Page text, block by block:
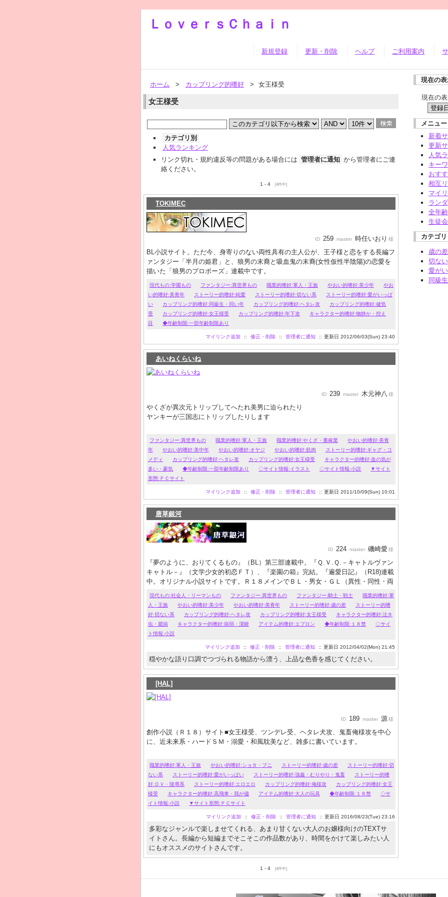
ＬｏｖｅｒｓＣｈａｉｎ
新規登録 更新・削除 ヘルプ ご利用案内
現在の
現在の表
メニュー
新着
更新
人気
キー
おす
相互
マイ
ラン
全年
生徒
カテゴリ
歳の差
切な
愛が
同級
ホーム > カップリング的嗜好 > 女王様受
女王様受
カテゴリ別
人気ランキング
リンク切れ・規約違反等の問題がある場合には 管理者に通知 から管理者にご連
絡ください。
1 - 4 [4件中]
TOKIMEC
ID 259 master 時任いおり 様
BL小説サイト。ただ今、身寄りのない両性具有の主人公が、王子様と恋をする長編フ
ァンタジー「半月の姫君」と、狼男の末裔と吸血鬼の末裔(女性仮性半陰陽)の恋愛を
描いた「狼男のプロポーズ」連載中です。
現代もの:学園もの ファンタジー:異世界もの 職業的嗜好:軍人・王族 やおい的嗜好:美少年
やお
い的嗜好:美青年
ストーリー的嗜好:純愛 ストーリー的嗜好:切ない系
ストーリー的嗜好:愛がいっぱ
い
カップリング的嗜好:同級生・同い年 カップリング的嗜好:ヘタレ攻
カップリング的嗜好:健気
受
カップリング的嗜好:女王様受 カップリング的嗜好:年下攻
キャラクター的嗜好:物静か・控え
目
◆年齢制限:一部年齢制限あり
マイリンク追加 :: 修正・削除 :: 管理者に通知 :: 更新日 2012/06/03(Sun) 23:40
あいねくらいね
ID 239 master 木元神八 様
やくざが異次元トリップしてへたれ美男に迫られたり
ヤンキーが三国志にトリップしたりします
ファンタジー:異世界もの 職業的嗜好:軍人・王族 職業的嗜好:やくざ・裏稼業
やおい的嗜好:美青
年
やおい的嗜好:美中年 やおい的嗜好:オヤジ やおい的嗜好:筋肉
ストーリー的嗜好:ギャグ・コ
メディ
カップリング的嗜好:ヘタレ攻 カップリング的嗜好:女王様受
キャラクター的嗜好:血の気が
多い・豪気
◆年齢制限:一部年齢制限あり ◇サイト情報:イラスト ◇サイト情報:小説
▼サイト
形態:ＰＣサイト
マイリンク追加 :: 修正・削除 :: 管理者に通知 :: 更新日 2011/10/09(Sun) 10:01
唐草銀河
ID 224 master 磯崎愛様
『夢のように、おりてくるもの』（BL）第三部連載中。『Ｑ.Ｖ.Ｑ.－キャトルヴァン
キャトル－』（文学少女的初恋ＦＴ）、『楽園の箱』完結。『遍愛日記』（R18)連載
中。オリジナル小説サイトです。Ｒ１８メインでＢＬ・男女・ＧＬ（異性・同性・両
性愛）混合で節操なく書いてます。閲覧にはご注意ください。『歓びの野は死の色
す』（西洋風ＦＴ）では年上騎士×強気な美貌の公爵などがあります。
現代もの:社会人・リーマンもの ファンタジー:異世界もの ファンタジー:騎士・戦士
職業的嗜好:軍
人・王族
やおい的嗜好:美少年 やおい的嗜好:美青年 ストーリー的嗜好:歳の差
ストーリー的嗜
好:切ない系
カップリング的嗜好:ヘタレ攻 カップリング的嗜好:女王様受
キャラクター的嗜好:泣き
虫・臆病
キャラクター的嗜好:病弱・潔癖 アイテム的嗜好:エプロン ◆年齢制限:１８禁
◇サイ
ト情報:小説
マイリンク追加 :: 修正・削除 :: 管理者に通知 :: 更新日 2012/04/02(Mon) 21:45
穏やかな語り口調でつづられる物語から漂う、上品な色香を感じてください。
[HAL]
ID 189 master 源様
創作小説（Ｒ１８）サイト■女王様受、ツンデレ受、ヘタレ犬攻、鬼畜俺様攻を中心
に、近未来系・ハードＳＭ・溺愛・和風耽美など、雑多に書いています。
職業的嗜好:軍人・王族 やおい的嗜好:ショタ・プニ ストーリー的嗜好:歳の差
ストーリー的嗜好:切
ない系
ストーリー的嗜好:愛がいっぱい ストーリー的嗜好:強姦・むりやり・鬼畜
ストーリー的嗜
好:ＤＶ・陵辱系
ストーリー的嗜好:エロエロ カップリング的嗜好:俺様攻
カップリング的嗜好:女王
様受
キャラクター的嗜好:高飛車・我が儘 アイテム的嗜好:大人の玩具 ◆年齢制限:１８禁
◇サ
イト情報:小説
▼サイト形態:ＰＣサイト
マイリンク追加 :: 修正・削除 :: 管理者に通知 :: 更新日 2016/08/23(Tue) 23:16
多彩なジャンルで楽しませてくれる、あまり甘くない大人のお嬢様向けのTEXTサ
イトさん。長編から短編までそこそこの作品数があり、時間をかけて楽しみたい人
にもオススメのサイトさんです。
1 - 4 [4件中]